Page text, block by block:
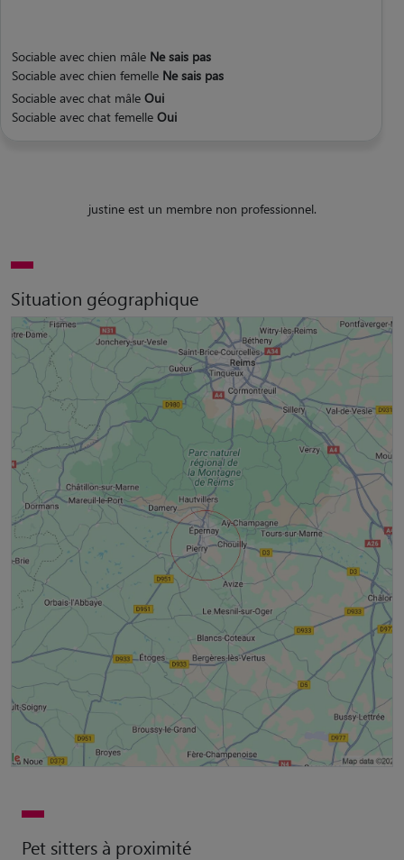
Sociable avec chien mâle Ne sais pas
Sociable avec chien femelle Ne sais pas
Sociable avec chat mâle Oui
Sociable avec chat femelle Oui
justine est un membre non professionnel.
Situation géographique
Pet sitters à proximité